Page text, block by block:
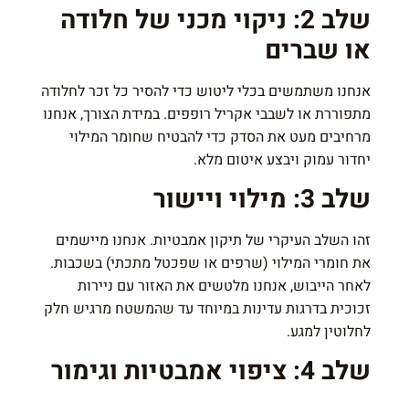
שלב 2: ניקוי מכני של חלודה
או שברים
אנחנו משתמשים בכלי ליטוש כדי להסיר כל זכר לחלודה
מתפוררת או לשבבי אקריל רופפים. במידת הצורך, אנחנו
מרחיבים מעט את הסדק כדי להבטיח שחומר המילוי
יחדור עמוק ויבצע איטום מלא.
שלב 3: מילוי ויישור
זהו השלב העיקרי של תיקון אמבטיות. אנחנו מיישמים
את חומרי המילוי (שרפים או שפכטל מתכתי) בשכבות.
לאחר הייבוש, אנחנו מלטשים את האזור עם ניירות
זכוכית בדרגות עדינות במיוחד עד שהמשטח מרגיש חלק
לחלוטין למגע.
שלב 4: ציפוי אמבטיות וגימור